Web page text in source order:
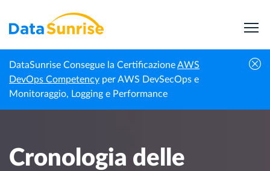
DataSunrise Consegue la CertificazioneAWS
DevOps Competency per AWS DevSecOps e
Monitoraggio, Logging e Performance
Homepage
Centro di
Conoscenza
Cronologia delle Attività del Database
Cronologia delle